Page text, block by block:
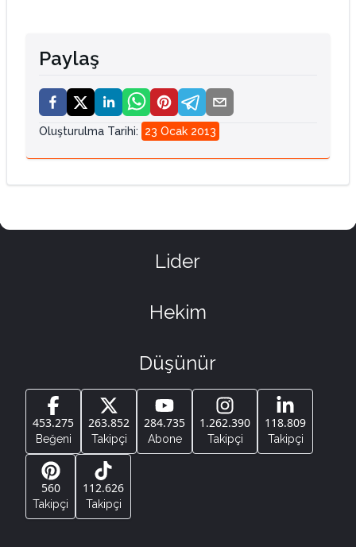
Paylaş
Oluşturulma Tarihi: 23 Ocak 2013
Lider
Hekim
Düşünür
453.275
Beğeni
263.852
Takipçi
284.735
Abone
1.262.390
Takipçi
118.809
Takipçi
560
Takipçi
112.626
Takipçi